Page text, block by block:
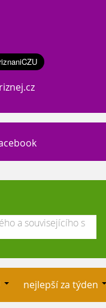
nejlepší za týden